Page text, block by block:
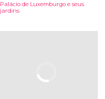
Palácio de Luxemburgo e seus
jardins